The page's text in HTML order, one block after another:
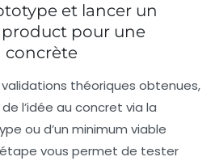
et lancer un
pour une
concrète
théoriques obtenues,
l’idée au concret via la
ou d’un minimum viable
vous permet de tester